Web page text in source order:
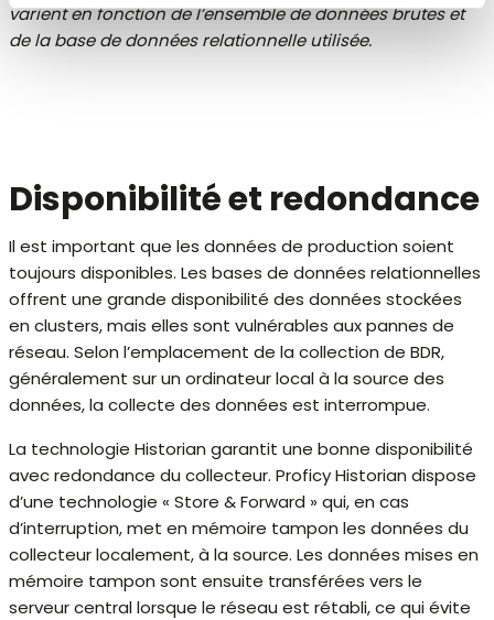
varient en fonction de l’ensemble de données brutes et
de la base de données relationnelle utilisée.
Disponibilité et redondance
Il est important que les données de production soient
toujours disponibles. Les bases de données relationnelles
offrent une grande disponibilité des données stockées
en clusters, mais elles sont vulnérables aux pannes de
réseau. Selon l’emplacement de la collection de BDR,
généralement sur un ordinateur local à la source des
données, la collecte des données est interrompue.
La technologie Historian garantit une bonne disponibilité
avec redondance du collecteur. Proficy Historian dispose
d’une technologie « Store & Forward » qui, en cas
d’interruption, met en mémoire tampon les données du
collecteur localement, à la source. Les données mises en
mémoire tampon sont ensuite transférées vers le
serveur central lorsque le réseau est rétabli, ce qui évite